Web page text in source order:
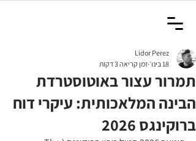
תמרור עצור באוטוסטרדת
הבינה המלאכותית: עיקרי דוח
ברוקינגס 2026
Lidor Perez
18 בינו׳
זמן קריאה 3 דקות